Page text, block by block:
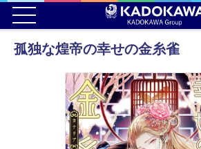
孤独な煌帝の幸せの金糸雀